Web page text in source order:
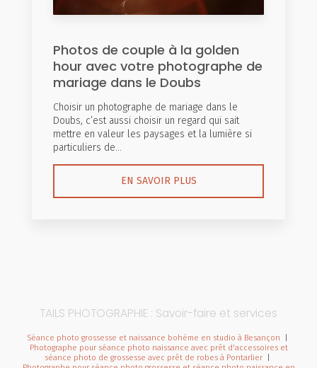
Photos de couple à la golden
hour avec votre photographe de
mariage dans le Doubs
Choisir un photographe de mariage dans le
Doubs, c’est aussi choisir un regard qui sait
mettre en valeur les paysages et la lumière si
particuliers de...
EN SAVOIR PLUS
TAILS PHOTOGRAPHIE : Savoir-faire et services
Séance photo grossesse et naissance bohème en studio à Besançon
Photographe pour séance photo naissance avec prêt d'accessoires et
séance photo de grossesse avec prêt de robes à Pontarlier